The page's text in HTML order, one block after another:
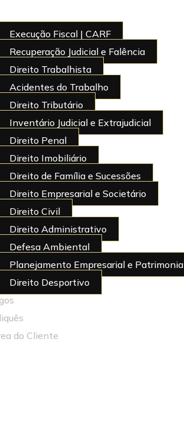
Execução Fiscal | CARF
Recuperação Judicial e Falência
Direito Trabalhista
Acidentes do Trabalho
Direito Tributário
Inventário Judicial e Extrajudicial
Direito Penal
Direito Imobiliário
Direito de Família e Sucessões
Direito Empresarial e Societário
Direito Civil
Direito Administrativo
Defesa Ambiental
Planejamento Empresarial e
Direito Desportivo
do Cliente